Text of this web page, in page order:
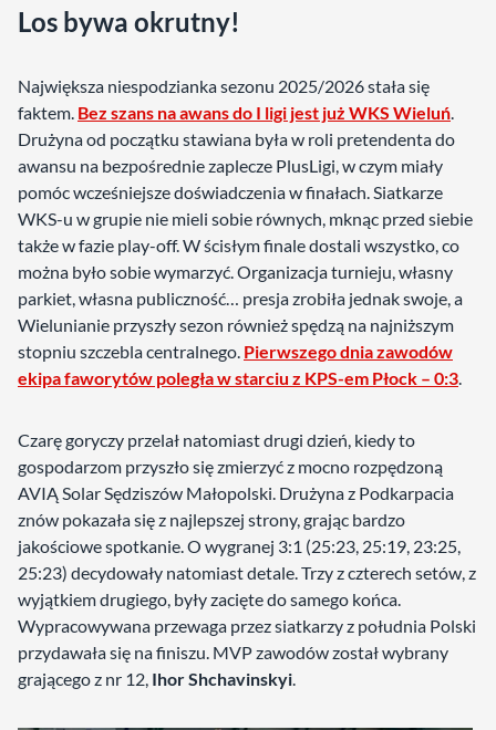
Los bywa okrutny!
Największa niespodzianka sezonu 2025/2026 stała się
faktem. Bez szans na awans do I ligi jest już WKS Wieluń.
Drużyna od początku stawiana była w roli pretendenta do
awansu na bezpośrednie zaplecze PlusLigi, w czym miały
pomóc wcześniejsze doświadczenia w finałach. Siatkarze
WKS-u w grupie nie mieli sobie równych, mknąc przed siebie
także w fazie play-off. W ścisłym finale dostali wszystko, co
można było sobie wymarzyć. Organizacja turnieju, własny
parkiet, własna publiczność… presja zrobiła jednak swoje, a
Wielunianie przyszły sezon również spędzą na najniższym
stopniu szczebla centralnego. Pierwszego dnia zawodów
ekipa faworytów poległa w starciu z KPS-em Płock – 0:3.
Czarę goryczy przelał natomiast drugi dzień, kiedy to
gospodarzom przyszło się zmierzyć z mocno rozpędzoną
AVIĄ Solar Sędziszów Małopolski. Drużyna z Podkarpacia
znów pokazała się z najlepszej strony, grając bardzo
jakościowe spotkanie. O wygranej 3:1 (25:23, 25:19, 23:25,
25:23) decydowały natomiast detale. Trzy z czterech setów, z
wyjątkiem drugiego, były zacięte do samego końca.
Wypracowywana przewaga przez siatkarzy z południa Polski
przydawała się na finiszu. MVP zawodów został wybrany
grającego z nr 12, Ihor Shchavinskyi.